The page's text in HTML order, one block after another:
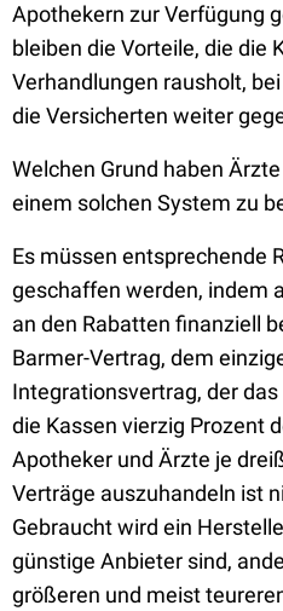
Apothekern zur Verfügung
bleiben die Vorteile, die die
Verhandlungen rausholt,
die Versicherten weiter
Welchen Grund haben
einem solchen System zu
Es müssen entsprechende
geschaffen werden, indem
an den Rabatten finanziell
Barmer-Vertrag, dem
Integrationsvertrag, der
die Kassen vierzig Prozent
Apotheker und Ärzte je
Verträge auszuhandeln ist
Gebraucht wird ein
günstige Anbieter sind,
größeren und meist